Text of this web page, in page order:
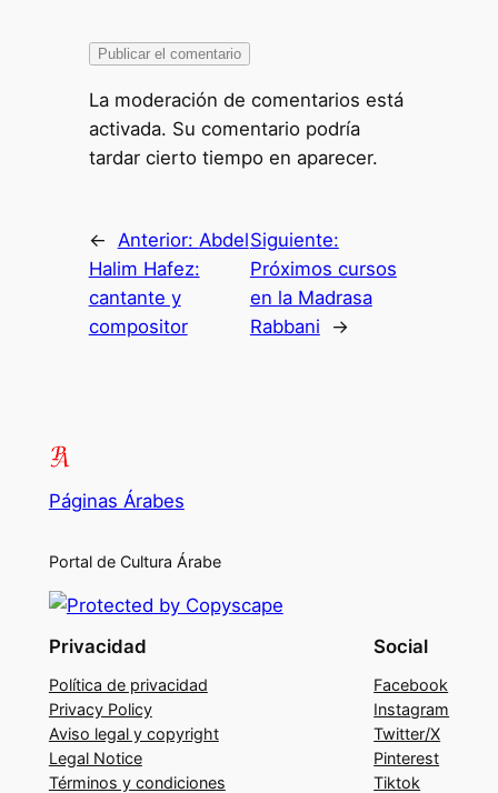
La moderación de comentarios está
activada. Su comentario podría
tardar cierto tiempo en aparecer.
← Anterior: Abdel
Halim Hafez:
cantante y
compositor
Siguiente:
Próximos cursos
en la Madrasa
Rabbani
→
Páginas Árabes
Portal de Cultura Árabe
Privacidad
Política de privacidad
Privacy Policy
Aviso legal y copyright
Legal Notice
Términos y condiciones
Social
Facebook
Instagram
Twitter/X
Pinterest
Tiktok